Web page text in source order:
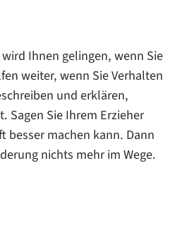
Ihnen gelingen, wenn Sie
weiter, wenn Sie Verhalten
und erklären,
Sagen Sie Ihrem Erzieher
besser machen kann. Dann
nichts mehr im Wege.